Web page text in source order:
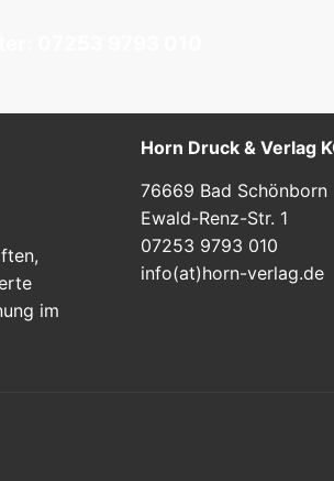
im
Horn Druck & Verlag
76669 Bad Schönborn
Ewald-Renz-Str. 1
07253 9793 010
info(at)horn-verlag.de